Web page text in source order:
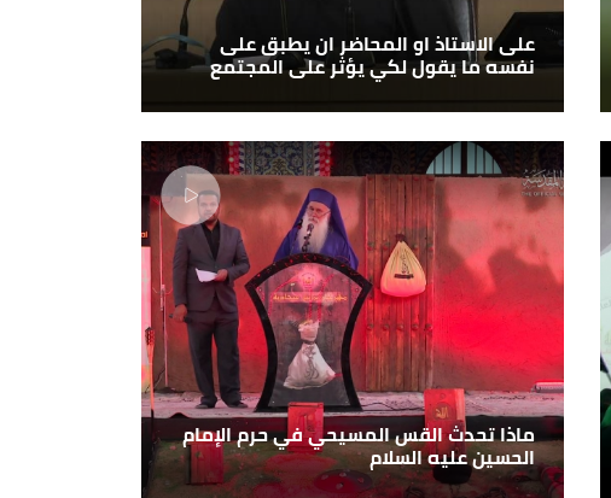
على الاستاذ او المحاضر ان يطبق على
نفسه ما يقول لكي يؤثر على المجتمع
ماذا تحدث القس المسيحي في حرم الإمام
الحسين عليه السلام